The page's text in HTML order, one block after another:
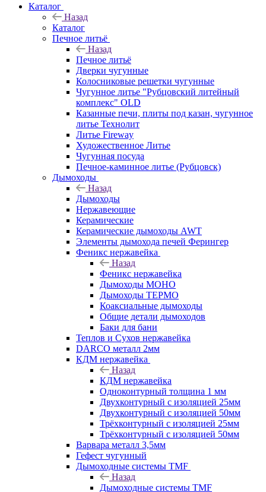
Каталог
Назад
Каталог
Печное литьё
Назад
Печное литьё
Дверки чугунные
Колосниковые решетки чугунные
Чугунное литье "Рубцовский литейный
комплекс" OLD
Казанные печи, плиты под казан, чугунное
литье Технолит
Литье Fireway
Художественное Литье
Чугунная посуда
Печное-каминное литье (Рубцовск)
Дымоходы
Назад
Дымоходы
Нержавеющие
Керамические
Керамические дымоходы AWT
Элементы дымохода печей Ферингер
Феникс нержавейка
Назад
Феникс нержавейка
Дымоходы МОНО
Дымоходы ТЕРМО
Коаксиальные дымоходы
Общие детали дымоходов
Баки для бани
Теплов и Сухов нержавейка
DARCO металл 2мм
КДМ нержавейка
Назад
КДМ нержавейка
Одноконтурный толщина 1 мм
Двухконтурный с изоляцией 25мм
Двухконтурный с изоляцией 50мм
Трёхконтурный с изоляцией 25мм
Трёхконтурный с изоляцией 50мм
Варвара металл 3,5мм
Гефест чугунный
Дымоходные системы TMF
Назад
Дымоходные системы TMF